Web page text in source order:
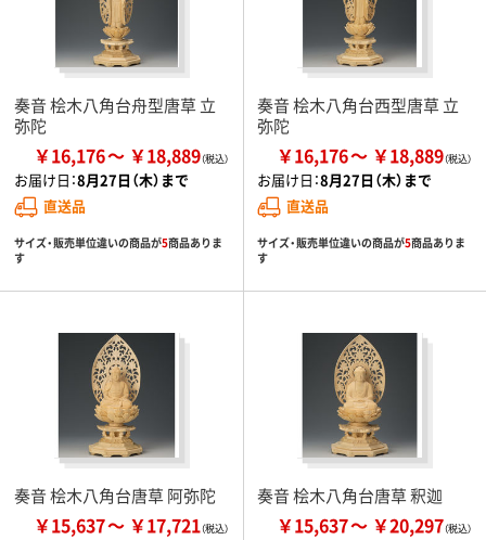
奏音 桧木八角台舟型唐草 立
弥陀
￥16,176 ￥18,889
お届け日：8月27日（木）まで
直送品
サイズ・販売単位違いの商品が5商品ありま
す
奏音 桧木八角台西型唐草 立
弥陀
￥16,176 ￥18,889
お届け日：8月27日（木）まで
直送品
サイズ・販売単位違いの商品が5商品ありま
す
奏音 桧木八角台唐草 阿弥陀
￥15,637 ￥17,721
奏音 桧木八角台唐草 釈迦
￥15,637 ￥20,297